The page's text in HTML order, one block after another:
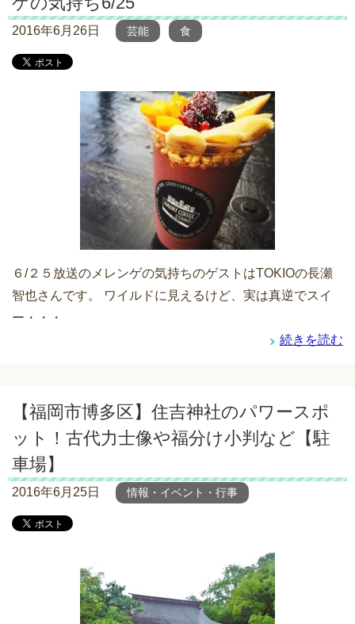
2016年6月26日 芸能 食
６/２５放送のメレンゲの気持ちのゲストはTOKIOの長瀬
智也さんです。 ワイルドに見えるけど、実は真逆でスイ
ー・・・
続きを読む
【福岡市博多区】住吉神社のパワースポ
ット！古代力士像や福分け小判など【駐
車場】
2016年6月25日 情報・イベント・行事